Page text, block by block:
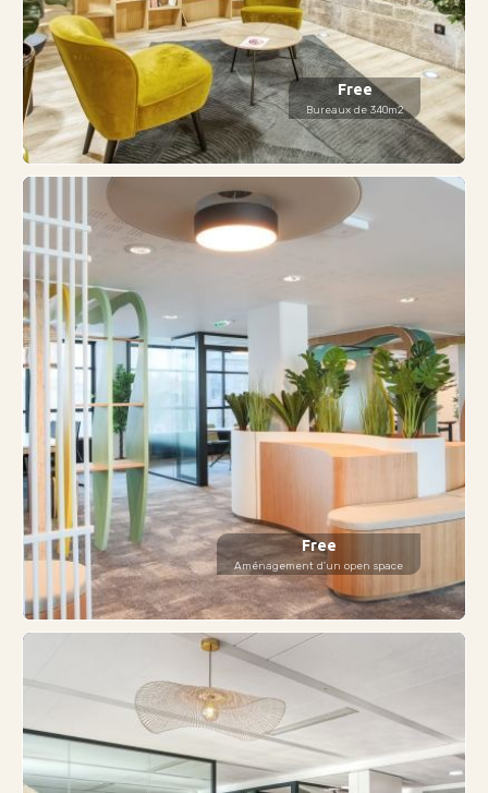
Free
Bureaux de 340m2
Free
Aménagement d'un open space